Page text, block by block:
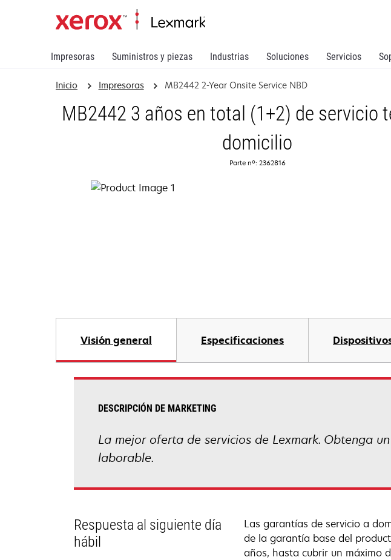
Impresoras Suministros y piezas Industrias Soluciones Servicios
Inicio Impresoras MB2442 2-Year Onsite Service NBD
MB2442 3 años en total (1+2) de servicio
domicilio
Parte nº: 2362816
Visión general Especificaciones
DESCRIPCIÓN DE MARKETING
La mejor oferta de servicios de Lexmark. Obtenga
laborable.
Respuesta al siguiente día
hábil
Las garantías de servicio a
de la garantía base del
años, hasta cubrir un máximo